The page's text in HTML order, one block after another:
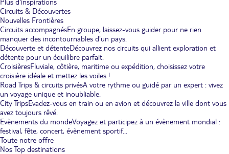
Plus d'inspirations
Circuits & Découvertes
Nouvelles Frontières
Circuits accompagnésEn groupe, laissez-vous guider pour ne rien
manquer des incontournables d'un pays.
Découverte et détenteDécouvrez nos circuits qui allient exploration et
détente pour un équilibre parfait.
CroisièresFluviale, côtière, maritime ou expédition, choisissez votre
croisière idéale et mettez les voiles !
Road Trips & circuits privésA votre rythme ou guidé par un expert : vivez
un voyage unique et inoubliable.
City TripsEvadez-vous en train ou en avion et découvrez la ville dont vous
avez toujours rêvé.
Evènements du mondeVoyagez et participez à un évènement mondial :
festival, fête, concert, évènement sportif...
Toute notre offre
Nos Top destinations